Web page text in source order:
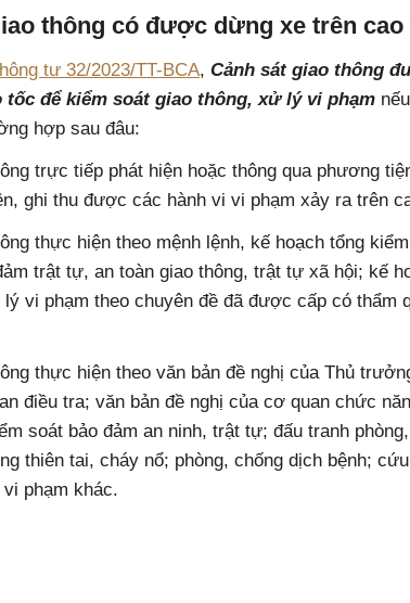
thông có được dừng xe trên cao
tư 32/2023/TT-BCA, Cảnh sát giao thông
tốc để kiểm soát giao thông, xử lý vi phạm
hợp sau đâu:
trực tiếp phát hiện hoặc thông qua phương
ghi thu được các hành vi vi phạm xảy ra trên
thực hiện theo mệnh lệnh, kế hoạch tổng
trật tự, an toàn giao thông, trật tự xã hội; kế
vi phạm theo chuyên đề đã được cấp có thẩm
thực hiện theo văn bản đề nghị của Thủ
điều tra; văn bản đề nghị của cơ quan chức
soát bảo đảm an ninh, trật tự; đấu tranh
thiên tai, cháy nổ; phòng, chống dịch bệnh;
phạm khác.